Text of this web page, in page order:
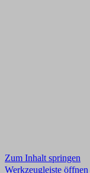
Zum Inhalt springen
Werkzeugleiste öffnen